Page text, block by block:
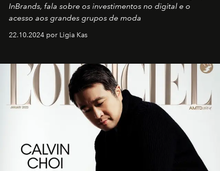
InBrands, fala sobre os investimentos no digital e o
acesso aos grandes grupos de moda
22.10.2024 por Ligia Kas